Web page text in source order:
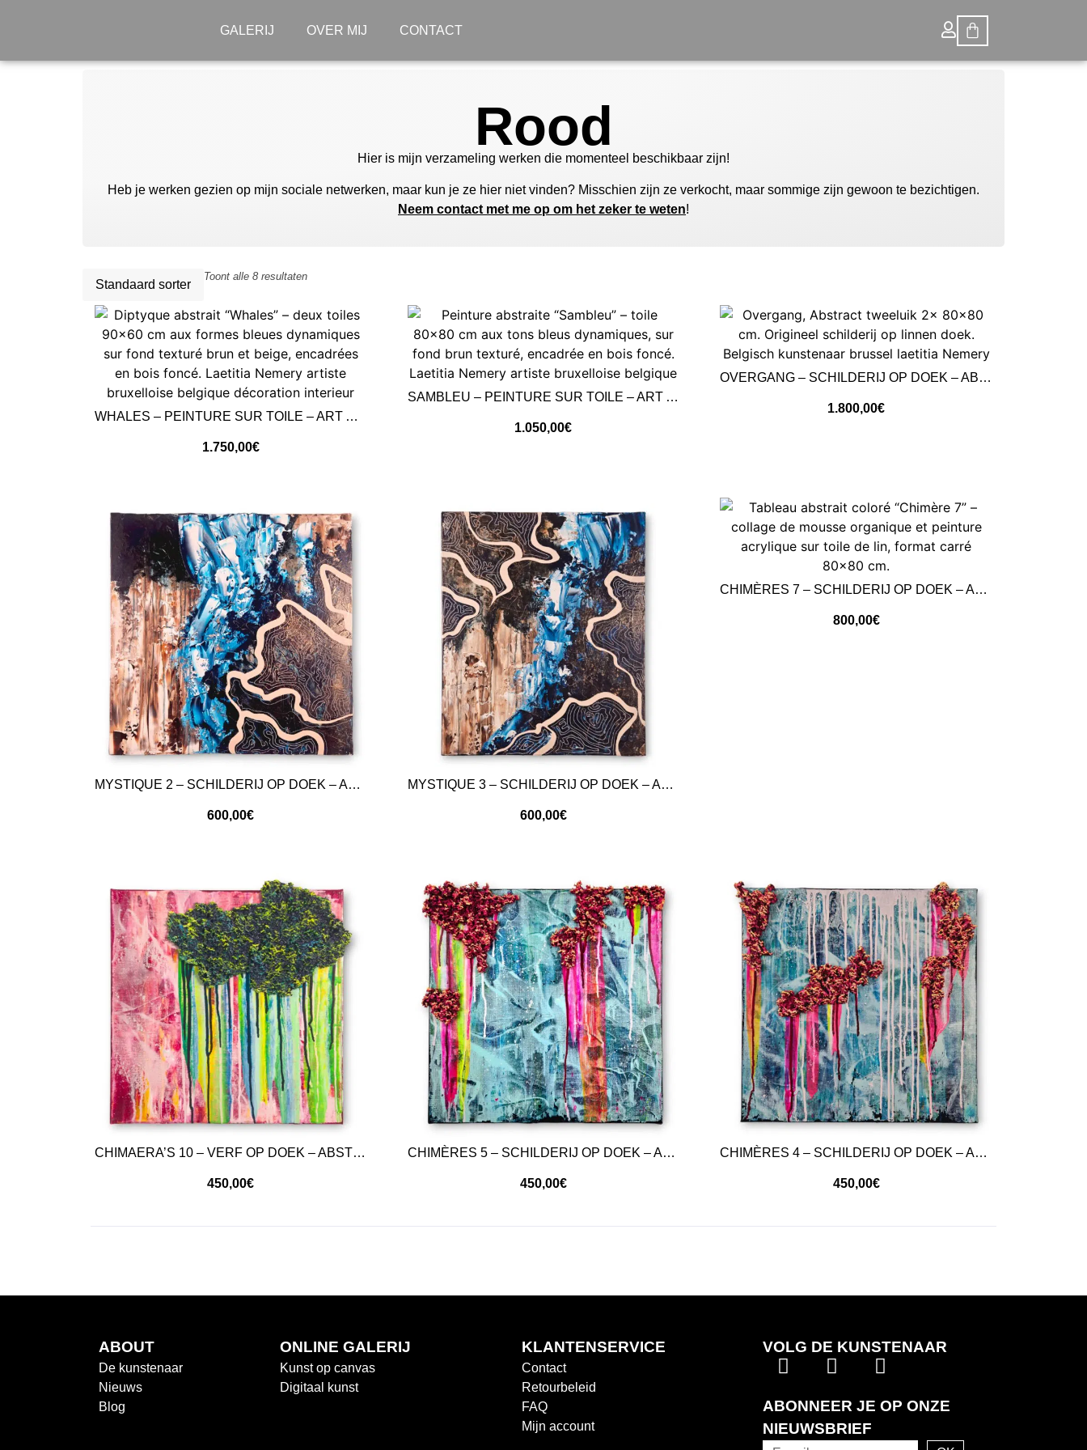
GALERIJ OVER MIJ CONTACT
Rood
Hier is mijn verzameling werken die momenteel beschikbaar zijn!
Heb je werken gezien op mijn sociale netwerken, maar kun je ze hier niet vinden? Misschien zijn ze verkocht, maar sommige zijn gewoon te bezichtigen.
Neem contact met me op om het zeker te weten!
Toont alle 8 resultaten
WHALES – PEINTURE SUR TOILE – ART ABSTRAIT
1.750,00€
SAMBLEU – PEINTURE SUR TOILE – ART ABSTRAIT
1.050,00€
OVERGANG – SCHILDERIJ OP DOEK – ABSTRACTE KUNST
1.800,00€
MYSTIQUE 2 – SCHILDERIJ OP DOEK – ABSTRACTE KUNST
600,00€
MYSTIQUE 3 – SCHILDERIJ OP DOEK – ABSTRACTE KUNST
600,00€
CHIMÈRES 7 – SCHILDERIJ OP DOEK – ABSTRACTE KUNST
800,00€
CHIMAERA’S 10 – VERF OP DOEK – ABSTRACTE KUNST
450,00€
CHIMÈRES 5 – SCHILDERIJ OP DOEK – ABSTRACTE KUNST
450,00€
CHIMÈRES 4 – SCHILDERIJ OP DOEK – ABSTRACTE KUNST
450,00€
ABOUT
De kunstenaar
Nieuws
Blog
ONLINE GALERIJ
Kunst op canvas
Digitaal kunst
KLANTENSERVICE
Contact
Retourbeleid
FAQ
Mijn account
VOLG DE KUNSTENAAR
ABONNEER JE OP ONZE
NIEUWSBRIEF